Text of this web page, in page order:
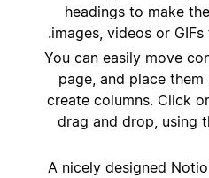
headings to make
images, videos or
You can easily move
page, and place
create columns. Click
drag and drop, using
A nicely designed